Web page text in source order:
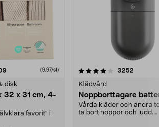
recensioner (9,97/st)
disk
32 x 31 cm, 4-
favorit” i
3252
Klädvård
Noppborttagare
Vårda kläder och andra
ta bort noppor och ludd.
4.5av 5 stjärnor